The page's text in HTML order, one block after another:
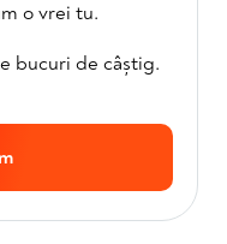
o vrei tu.
bucuri de câștig.